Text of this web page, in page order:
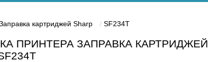
картриджей Sharp SF234T
ПРИНТЕРА ЗАПРАВКА КАРТРИДЖЕЙ